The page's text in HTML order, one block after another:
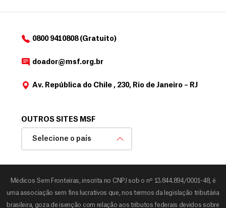
0800 9410808 (Gratuito)
doador@msf.org.br
Av. República do Chile , 230, Rio de Janeiro – RJ
OUTROS SITES MSF
Selecione o país
Médicos Sem Fronteiras, inscrita no CNPJ sob o nº 13.844.894/0001-48, é
uma associação sem fins lucrativos que, nos termos da legislação tributária
brasileira, goza de isenção com relação aos tributos federais devidos sobre